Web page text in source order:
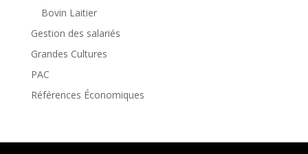
Bovin Laitier
Gestion des salariés
Grandes Cultures
PAC
Références Économiques